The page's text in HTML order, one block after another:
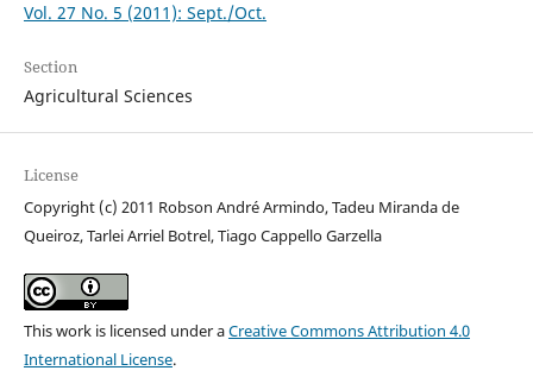
Vol. 27 No. 5 (2011): Sept./Oct.
Section
Agricultural Sciences
License
Copyright (c) 2011 Robson André Armindo, Tadeu Miranda de
Queiroz, Tarlei Arriel Botrel, Tiago Cappello Garzella
This work is licensed under aCreative Commons Attribution 4.0
International License.